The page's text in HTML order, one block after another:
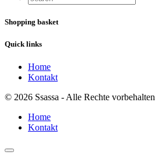
Shopping basket
Quick links
Home
Kontakt
© 2026 Ssassa - Alle Rechte vorbehalten
Home
Kontakt